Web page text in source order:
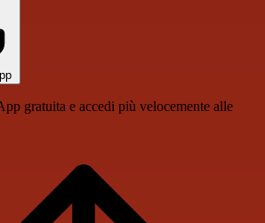
gratuita e accedi più velocemente alle